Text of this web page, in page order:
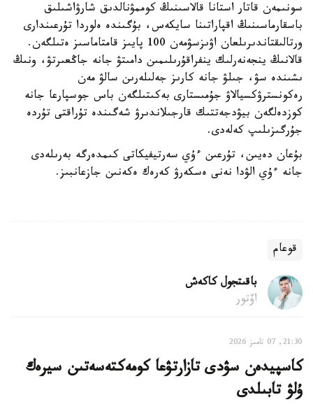
سونىمەن قاتار استانا قالاسىنىڭ كوممۋنالدىق شارۋاشىلىق
باسقارماسىنىڭ اقپاراتىنا سايكەس، بۇگىندە ەلوردا تۇرعىندارى
ورتالىقتاندىرىلعان اۋىزسۋمەن 100 پايىز قامتاماسىز ەتىلگەن.
قالانىڭ ينجەنەرلىك ينفراقۇرىلىمىن دامىتۋ جانە جاڭعىرتۋ، ونىڭ
ىشىندە سۋ، جىلۋ جانە كارىز جەلىلەرىن سالۋ مەن
رەكونسترۋكسيالاۋ جۇمىستارى بەكىتىلگەن باس جوسپارعا جانە
كوزدەلگەن بيۋدجەتتىك قارجىلاندىرۋ شەگىندە تۇراقتى تۇردە
جۇرگىزىلىپ كەلەدى.
بۇعان دەيىن، تۇرعىن ءۇي سەرتيفيكاتى كىمدەرگە بەرىلەدى
جانە ءۇي الۋدا نەنى ەسكەرۋ كەرەك ەكەنىن جازعانبىز.
قوعام
باقىتجول كاكەش
اۆتور
21:30, 07 تامىز 2026
كاسپيدەن سۋدى تازارتۋعا كومەكتەسەتىن سيرەك
ۇلۋ تابىلدى